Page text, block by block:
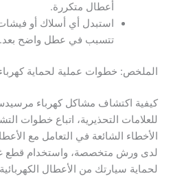
أعطال متكررة.
استبدل أي أسلاك أو
تتسبب في عطل واضح بعد.
الملخص: خطوات عملية لحماية
كيفية اكتشاف مشاكل كهرباء مرسيدس
للعلامات التحذيرية، اتباع خطوات
الأخطاء الشائعة في التعامل مع
لدى ورش متخصصة، واستخدام قطع
لحماية سيارتك من الأعطال